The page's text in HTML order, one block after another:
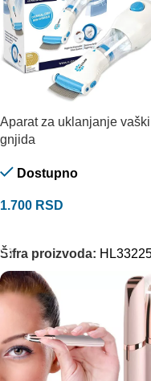
Aparat za uklanjanje
gnjida
Dostupno
1.700 RSD
Šifra proizvoda: